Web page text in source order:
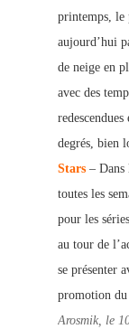
printemps, le
aujourd’hui
de neige en
avec des
degrés, bien
Stars – Dans
toutes les
pour les
au tour de
se présenter
promotion
Arosmik, le